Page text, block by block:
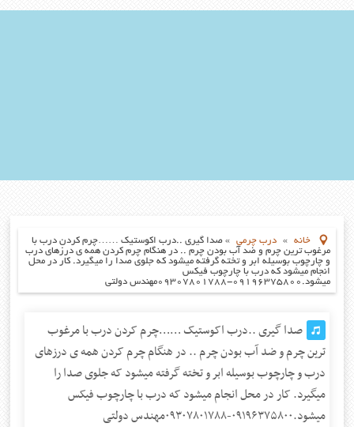
خانه » درب چرمی »صدا گیری ..درب اکوستیک ……چرم کردن درب با
مرغوب ترین چرم و ضد آب بودن چرم .. در هنگام چرم کردن همه ی درزهای درب
و چارچوب بوسیله ابر و تخته گرفته میشود که جلوی صدا را میگیرد. کار در محل
انجام میشود که درب با چارچوب فیکس
میشود.۰۹۱۹۶۳۷۵۸۰۰-۰۹۳۰۷۸۰۱۷۸۸مهندس دولتی
صدا گیری ..درب اکوستیک ……چرم کردن درب با مرغوب
ترین چرم و ضد آب بودن چرم .. در هنگام چرم کردن همه ی درزهای
درب و چارچوب بوسیله ابر و تخته گرفته میشود که جلوی صدا را
میگیرد. کار در محل انجام میشود که درب با چارچوب فیکس
میشود.۰۹۱۹۶۳۷۵۸۰۰-۰۹۳۰۷۸۰۱۷۸۸مهندس دولتی